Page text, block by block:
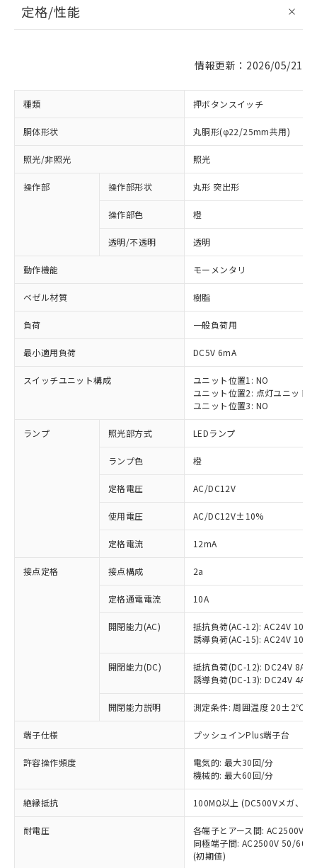
定格/性能
情報更新：2026/05/21
種類 押ボタンスイッチ
胴体形状 丸胴形(φ22/25mm共用)
照光/非照光 照光
操作部 操作部形状 丸形 突出形
操作部色 橙
透明/不透明 透明
動作機能 モーメンタリ
ベゼル材質 樹脂
負荷 一般負荷用
最小適用負荷 DC5V 6mA
スイッチユニット構成
ユニット位置1: NO
ユニット位置2: 点灯ユニット
ユニット位置3: NO
ランプ 照光部方式 LEDランプ
ランプ色 橙
定格電圧 AC/DC12V
使用電圧 AC/DC12V±10%
定格電流 12mA
接点定格 接点構成 2a
定格通電電流 10A
開閉能力(AC)
抵抗負荷(AC-12): AC24V 10A/
誘導負荷(AC-15): AC24V
開閉能力(DC)
抵抗負荷(DC-12): DC24V 8A/
誘導負荷(DC-13): DC24V 4A/
開閉能力説明 測定条件: 周囲温度 20±2℃、
端子仕様 プッシュインPlus端子台
許容操作頻度
電気的: 最大30回/分
機械的: 最大60回/分
絶縁抵抗 100MΩ以上 (DC500Vメガ、点
耐電圧
各端子とアース間: AC2500V
同極端子間: AC2500V 50/
(初期値)
ご利用条件
以下の条件をお読みいただき、同意のうえ
ご利用ください。
本サービスは、当社制御機器事業取扱
商品の当社在庫状況および標準価格
(税抜)を提供させていただくもので
当社制御機器事業取扱商品の中には、
本サービスの対象外となる商品もある
ことをご了承ください。
在庫状況および標準価格照会結果は、
記載している更新日時点での社内デー
タに基づき作成されるものであり、閲
覧された時点での実際の在庫および標
準価格とは異なる場合があることをご
※1 対応状況
対応済み：EU RoHS指令（10物質）の
非含有に対応した製品が提供可能な商品で
す。
対応予定：EU RoHS指令（10物質）の非含
有に対応した製品に切り替える予定のある
対応予定なし：EU RoHS指令（10物質）の
非含有に非対応の商品で、対応品を出す予
定はありません。
調査・確認中：EU RoHS指令（10物質）の
非含有の対応状況を調査中または確認中の
非該当品：ライセンス料など無形物で、有
害物質有無と関係のない商品です。
仕入先様の事情により、非含有部品として
いたものが、含有品と判明した場合などや
むを得ず変更することがあります。
六価クロム(Cr(Ⅵ)) 1000ppm以下、ポリ臭化ビフェニル
類(PBB) 1000ppm以下、ポリ臭化ジフェニルエーテル類
「○」：最大均質材料含有率が中国RoHSの
基準値以下であることを示します。
「×」：最大均質材料含有率が中国RoHSの
基準値を超えていることを示します。
「－」：未確認です。当社販売部門へお問
*中国RoHS10物質の基準値 (GB/T26572)：
Pb(鉛) :1000ppm、 Hg(水銀) : 1000ppm、 Cd(カドミウ
Cr(Ⅵ)(六価クロム) : 1000ppm、 PBBs(ポリ臭化ビフェ
当社は、これら貴社製品のうち、外国
為替および外国貿易法に定める商品
（以下｢規制貨物等」という）を輸出
または国外への提供する場合は、日本
国政府の輸出許可(または役務取引許
可)を取得するなどの必要な手続きを